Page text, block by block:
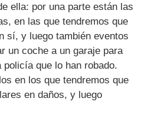
ella: por una parte están las
en las que tendremos que
sí, y luego también eventos
un coche a un garaje para
que lo han robado.
en los que tendremos que
en daños, y luego